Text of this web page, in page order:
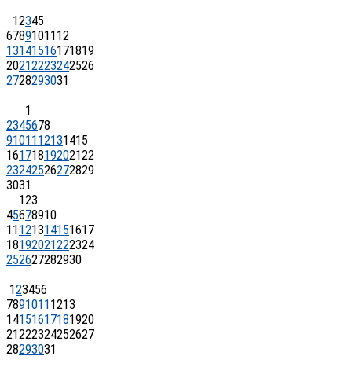
12345
67891011 12
13141516171819
20212223242526
2728293031
1
2345678
91011 12131415
16171819202122
23242526272829
3031
123
45678910
11 121314151617
18192021222324
252627282930
123456
7891011 1213
14151617181920
21222324252627
28293031